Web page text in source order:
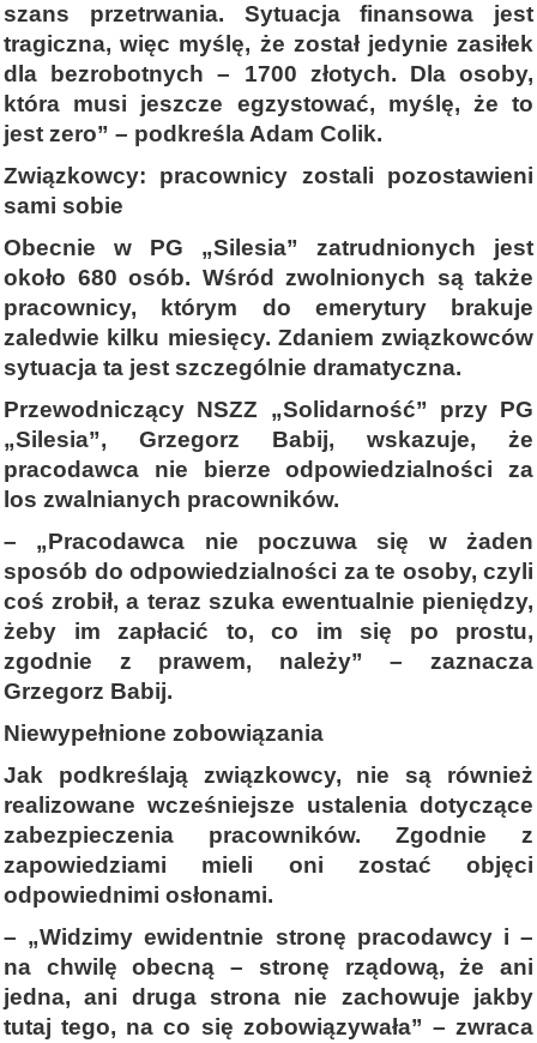
szans przetrwania. Sytuacja finansowa jest
tragiczna, więc myślę, że został jedynie zasiłek
dla bezrobotnych – 1700 złotych. Dla osoby,
która musi jeszcze egzystować, myślę, że to
jest zero” – podkreśla Adam Colik.
Związkowcy: pracownicy zostali pozostawieni
sami sobie
Obecnie w PG „Silesia” zatrudnionych jest
około 680 osób. Wśród zwolnionych są także
pracownicy, którym do emerytury brakuje
zaledwie kilku miesięcy. Zdaniem związkowców
sytuacja ta jest szczególnie dramatyczna.
Przewodniczący NSZZ „Solidarność” przy PG
„Silesia”, Grzegorz Babij, wskazuje, że
pracodawca nie bierze odpowiedzialności za
los zwalnianych pracowników.
– „Pracodawca nie poczuwa się w żaden
sposób do odpowiedzialności za te osoby, czyli
coś zrobił, a teraz szuka ewentualnie pieniędzy,
żeby im zapłacić to, co im się po prostu,
zgodnie z prawem, należy” – zaznacza
Grzegorz Babij.
Niewypełnione zobowiązania
Jak podkreślają związkowcy, nie są również
realizowane wcześniejsze ustalenia dotyczące
zabezpieczenia pracowników. Zgodnie z
zapowiedziami mieli oni zostać objęci
odpowiednimi osłonami.
– „Widzimy ewidentnie stronę pracodawcy i –
na chwilę obecną – stronę rządową, że ani
jedna, ani druga strona nie zachowuje jakby
tutaj tego, na co się zobowiązywała” – zwraca